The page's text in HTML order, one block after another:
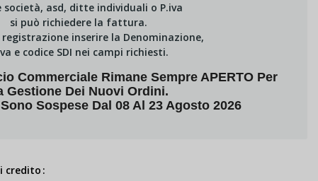
società, asd, ditte individuali o P.iva
si può richiedere la fattura.
inserire la Denominazione,
e codice SDI nei campi richiesti.
Commerciale Rimane Sempre APERTO Per
Gestione Dei Nuovi Ordini.
Sospese Dal 08 Al 23 Agosto 2026
credito